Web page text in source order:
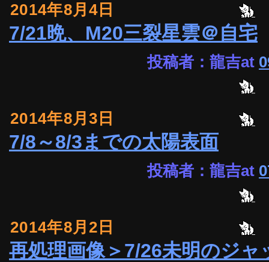
2014年8月4日
7/21晩、M20三裂星雲＠自宅
投稿者：龍吉at
2014年8月3日
7/8～8/3までの太陽表面
投稿者：龍吉at
2014年8月2日
再処理画像＞7/26未明のジャ